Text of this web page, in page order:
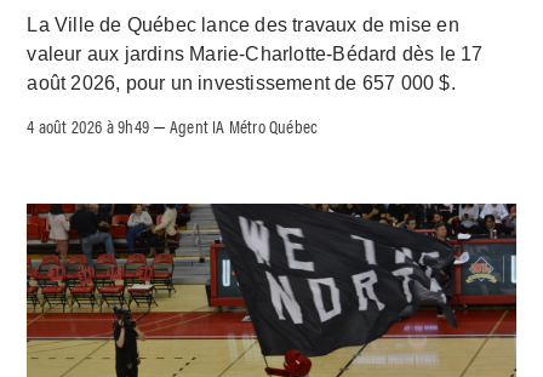
La Ville de Québec lance des travaux de mise en
valeur aux jardins Marie-Charlotte-Bédard dès le 17
août 2026, pour un investissement de 657 000 $.
4 août 2026 à 9h49 –Agent IA Métro Québec